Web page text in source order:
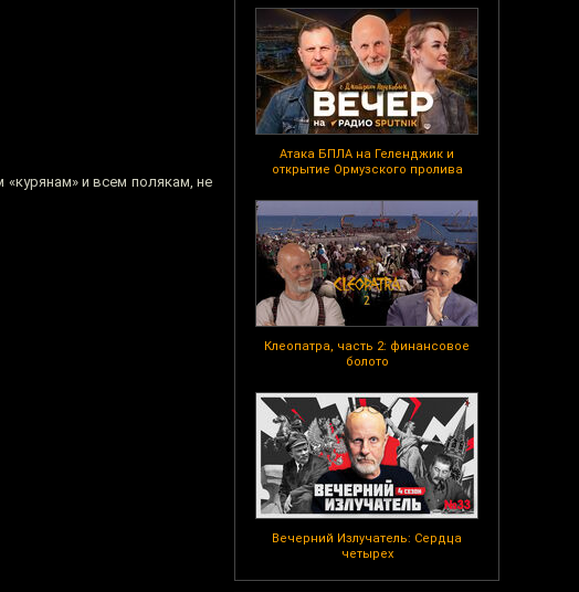
Атака БПЛА на Геленджик и
открытие Ормузского пролива
Клеопатра, часть 2: финансовое
болото
Вечерний Излучатель: Сердца
четырех
и всем полякам, не